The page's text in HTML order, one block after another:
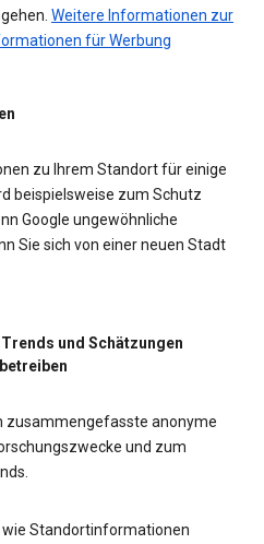
Weitere Informationen zur
für Werbung
zu Ihrem Standort für einige
beispielsweise zum Schutz
Google ungewöhnliche
Sie sich von einer neuen Stadt
und Schätzungen
zusammengefasste anonyme
und zum
Standortinformationen